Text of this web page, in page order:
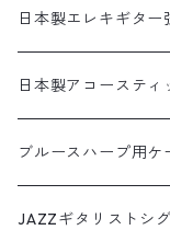
猫柄
無地ギターストラッ
アコギ接続用ヘッド
牛本革ギターストラ
西陣織りシリーズ
花柄カメラストラップ
両側エンドピン用ウ
本革ウクレレストラ
革フックウクレレ
プ）
食べ物ピック
寿司ピック
天むすピック
サムピック＆フィン
サムピック
フィンガーピック
アニマルピック
犬柄ピック
ミュージシャンピッ
日本製エレキギター
1セット弦
DES-009(09-42)
DES-009(09-42)ピッ
3セットパック弦
DES-309(09-
日本製アコースティ
3SETパック
ブルースハープ用ケ
JAZZギタリストシ